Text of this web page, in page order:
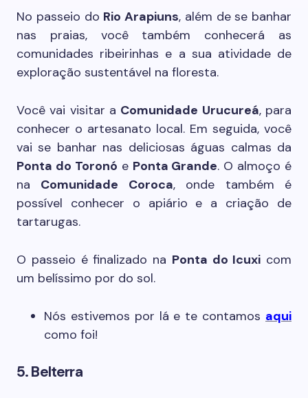
No passeio do Rio Arapiuns, além de se banhar
nas praias, você também conhecerá as
comunidades ribeirinhas e a sua atividade de
exploração sustentável na floresta.
Você vai visitar a Comunidade Urucureá, para
conhecer o artesanato local. Em seguida, você
vai se banhar nas deliciosas águas calmas da
Ponta do Toronó e Ponta Grande. O almoço é
na Comunidade Coroca, onde também é
possível conhecer o apiário e a criação de
tartarugas.
O passeio é finalizado na Ponta do Icuxi com
um belíssimo por do sol.
Nós estivemos por lá e te contamos aqui
como foi!
5. Belterra